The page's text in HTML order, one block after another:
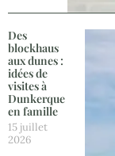
Des
blockhaus
aux dunes :
idées de
visites à
Dunkerque
en famille
15 juillet
2026